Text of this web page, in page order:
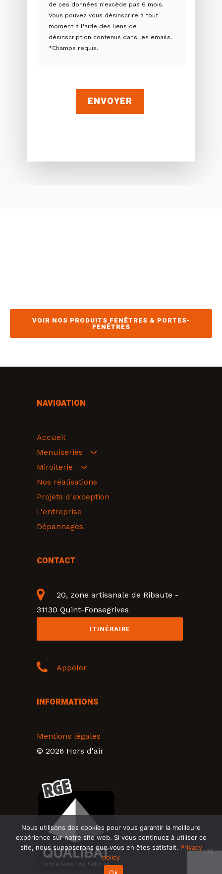
de ces données n'excède pas 6 mois.
Vous pouvez vous désinscrire à tout
moment à l'aide des liens de
désinscription contenus dans les emails.
*Champs requis.
VOIR NOS PRODUITS FENÊTRES & PORTES-
FENÊTRES
NAVIGATION
Accueil
Menuiseries
Miroiterie
Nos réalisations
Projets d'exception
L'entreprise
Dépannages
CONTACT
20, zone artisanale de Ribaute -
31130 Quint-Fonsegrives
ITINÉRAIRE
Appeler
INFORMATIONS
Mentions légales
© 2026 Hors d'air
Nous utilisons des cookies pour vous garantir la meilleure
expérience sur notre site web. Si vous continuez à utiliser ce
site, nous supposerons que vous en êtes satisfait. Privacy
policy
Ok